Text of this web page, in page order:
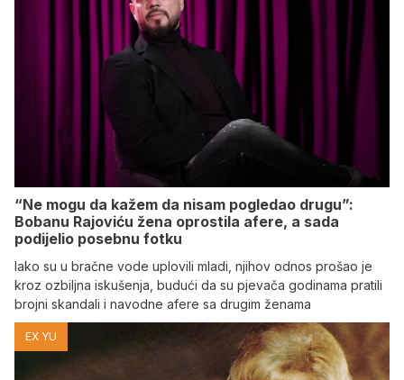
“Ne mogu da kažem da nisam pogledao drugu”:
Bobanu Rajoviću žena oprostila afere, a sada
podijelio posebnu fotku
Iako su u bračne vode uplovili mladi, njihov odnos prošao je
kroz ozbiljna iskušenja, budući da su pjevača godinama pratili
brojni skandali i navodne afere sa drugim ženama
EX YU